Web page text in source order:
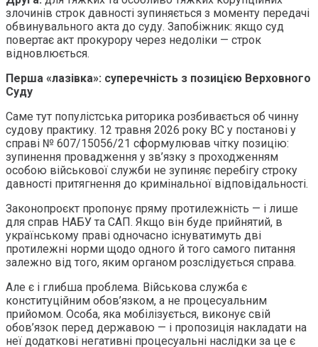
злочинів строк давності зупиняється з моменту передачі
обвинувального акта до суду. Запобіжник: якщо суд
повертає акт прокурору через недоліки — строк
відновлюється.
Перша «лазівка»: суперечність з позицією Верховного
Суду
Саме тут популістська риторика розбивається об чинну
судову практику. 12 травня 2026 року ВС у постанові у
справі № 607/15056/21 сформулював чітку позицію:
зупинення провадження у зв’язку з проходженням
особою військової служби не зупиняє перебігу строку
давності притягнення до кримінальної відповідальності.
Законопроєкт пропонує пряму протилежність — і лише
для справ НАБУ та САП. Якщо він буде прийнятий, в
українському праві одночасно існуватимуть дві
протилежні норми щодо одного й того самого питання
залежно від того, яким органом розслідується справа.
Але є і глибша проблема. Військова служба є
конституційним обов’язком, а не процесуальним
прийомом. Особа, яка мобілізується, виконує свій
обов’язок перед державою — і пропозиція накладати на
неї додаткові негативні процесуальні наслідки за це є